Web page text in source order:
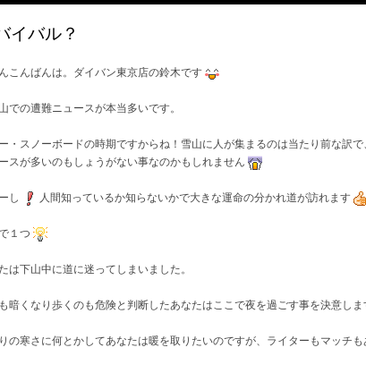
イバル？
こんばんは。ダイバン東京店の鈴木です
での遭難ニュースが本当多いです。
・スノーボードの時期ですからね！雪山に人が集まるのは当たり前な訳で
スが多いのもしょうがない事なのかもしれません
し 人間知っているか知らないかで大きな運命の分かれ道が訪れます
１つ
は下山中に道に迷ってしまいました。
暗くなり歩くのも危険と判断したあなたはここで夜を過ごす事を決意しま
の寒さに何とかしてあなたは暖を取りたいのですが、ライターもマッチも